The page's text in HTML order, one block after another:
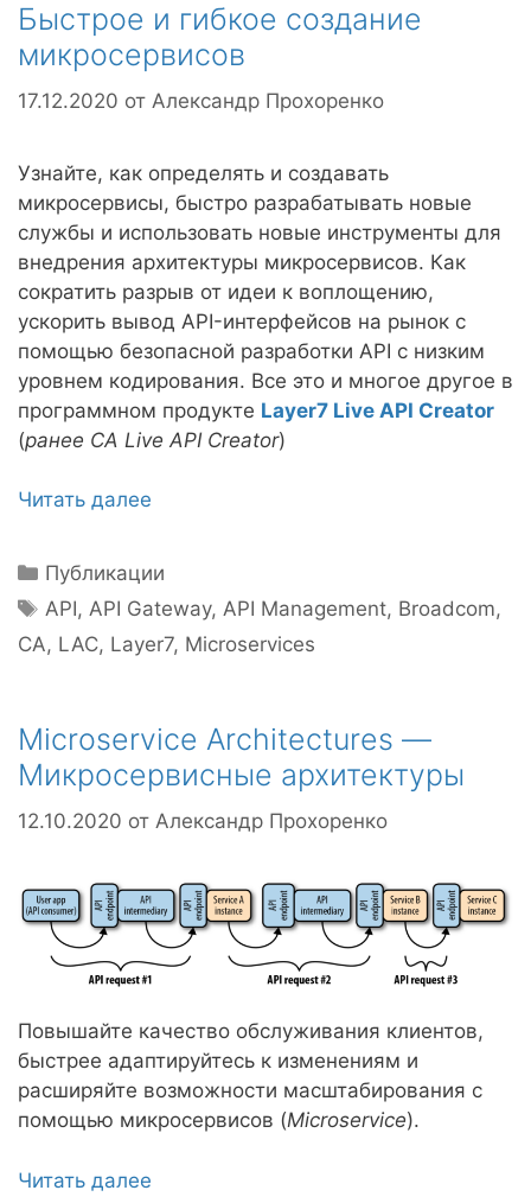
Быстрое и гибкое создание
микросервисов
17.12.2020 от Александр Прохоренко
Узнайте, как определять и создавать
микросервисы, быстро разрабатывать новые
службы и использовать новые инструменты для
внедрения архитектуры микросервисов. Как
сократить разрыв от идеи к воплощению,
ускорить вывод API-интерфейсов на рынок с
помощью безопасной разработки API с низким
уровнем кодирования. Все это и многое другое в
программном продукте Layer7 Live API Creator
(ранее CA Live API Creator)
Читать далее
Рубрики
Публикации
Метки
API,API Gateway,API Management, Broadcom,
CA, LAC, Layer7, Microservices
Microservice Architectures —
Микросервисные архитектуры
12.10.2020 от Александр Прохоренко
Повышайте качество обслуживания клиентов,
быстрее адаптируйтесь к изменениям и
расширяйте возможности масштабирования с
помощью микросервисов (Microservice).
Читать далее